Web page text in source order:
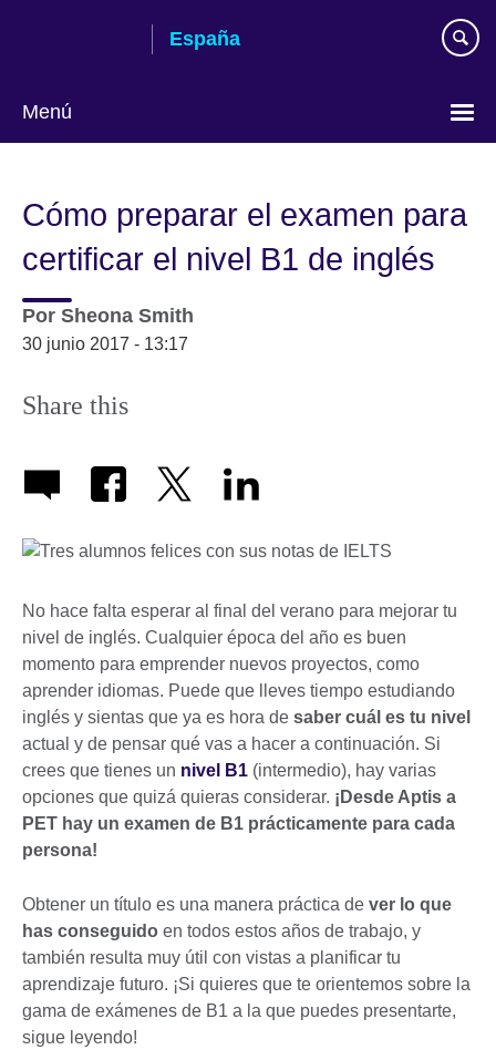
España
Menú
Cómo preparar el examen para
certificar el nivel B1 de inglés
Por Sheona Smith
30 junio 2017 - 13:17
Share this
No hace falta esperar al final del verano para mejorar tu
nivel de inglés. Cualquier época del año es buen
momento para emprender nuevos proyectos, como
aprender idiomas. Puede que lleves tiempo estudiando
inglés y sientas que ya es hora de saber cuál es tu nivel
actual y de pensar qué vas a hacer a continuación. Si
crees que tienes un nivel B1 (intermedio), hay varias
opciones que quizá quieras considerar. ¡Desde Aptis a
PET hay un examen de B1 prácticamente para cada
persona!
Obtener un título es una manera práctica de ver lo que
has conseguido en todos estos años de trabajo, y
también resulta muy útil con vistas a planificar tu
aprendizaje futuro. ¡Si quieres que te orientemos sobre la
gama de exámenes de B1 a la que puedes presentarte,
sigue leyendo!